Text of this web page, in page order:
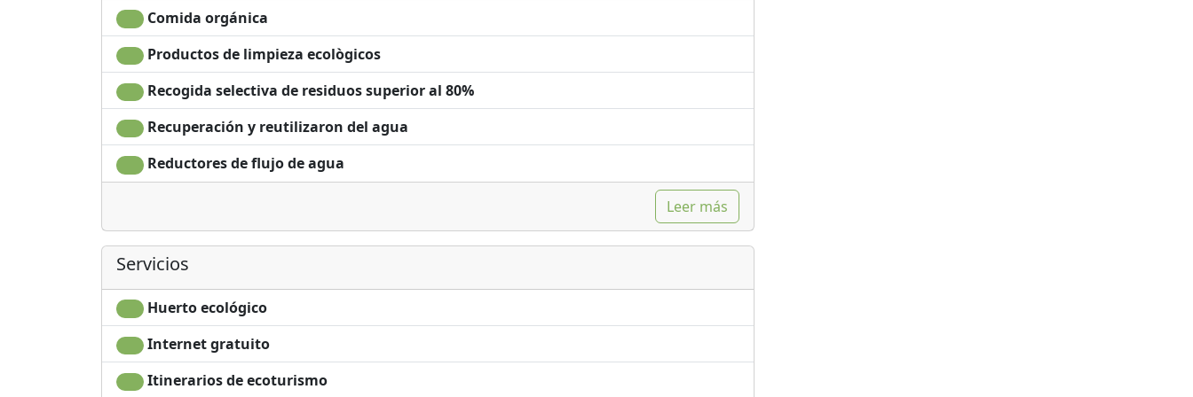
Comida orgánica
Productos de limpieza ecològicos
Recogida selectiva de residuos superior al 80%
Recuperación y reutilizaron del agua
Reductores de flujo de agua
Leer más
Servicios
Huerto ecológico
Internet gratuito
Itinerarios de ecoturismo